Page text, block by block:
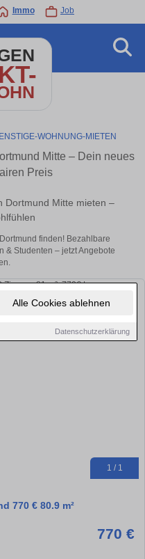
Alle Cookies ablehnen
Datenschutzerklärung
Immo Job
WOHNUNG-MIETEN
Mitte – Dein neues
Preis
Dortmund Mitte mieten –
finden! Bezahlbare
& Studenten – jetzt Angebote
1 / 1
770 € 80.9 m²
770 €